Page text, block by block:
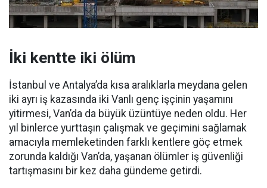
İki kentte iki ölüm
İstanbul ve Antalya’da kısa aralıklarla meydana gelen
iki ayrı iş kazasında iki Vanlı genç işçinin yaşamını
yitirmesi, Van’da da büyük üzüntüye neden oldu. Her
yıl binlerce yurttaşın çalışmak ve geçimini sağlamak
amacıyla memleketinden farklı kentlere göç etmek
zorunda kaldığı Van’da, yaşanan ölümler iş güvenliği
tartışmasını bir kez daha gündeme getirdi.